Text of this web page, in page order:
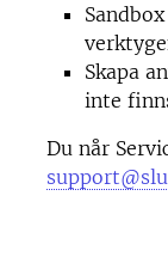
Skapa
inte
Du når